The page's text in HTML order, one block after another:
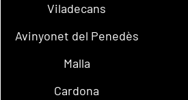
Viladecans
Avinyonet del Penedès
Malla
Cardona